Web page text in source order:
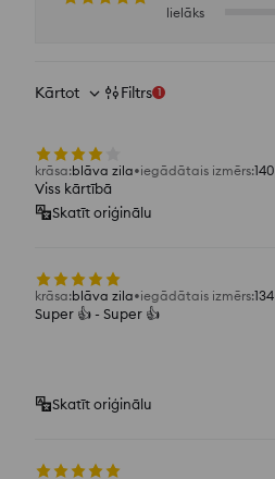
lielāks
Kārtot Filtrs 1
krāsa:blāva zila iegādātais izmērs:140
Viss kārtībā
Skatīt oriģinālu
krāsa:blāva zila iegādātais izmērs:134
Super 👍️ - Super 👍️
Skatīt oriģinālu